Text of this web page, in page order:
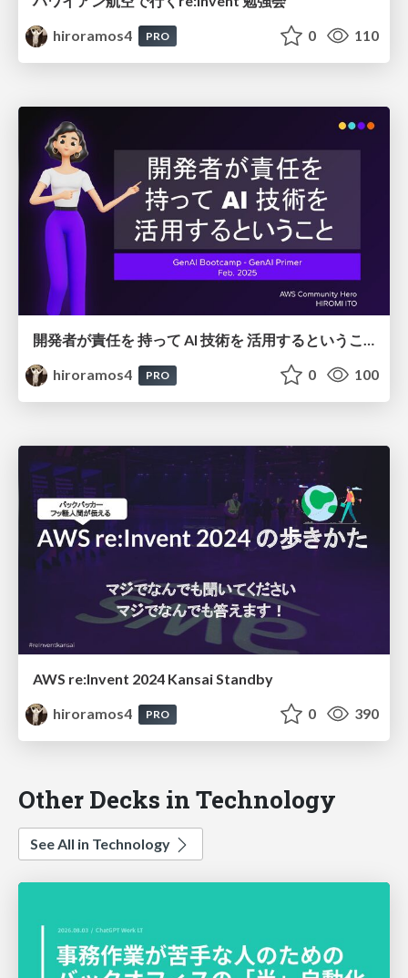
hiroramos4
PRO 0 110
開発者が責任を 持って AI 技術を 活用するということ
hiroramos4
PRO 0 100
AWS re:Invent 2024 Kansai Standby
hiroramos4
PRO 0 390
Other Decks in Technology
See All in Technology